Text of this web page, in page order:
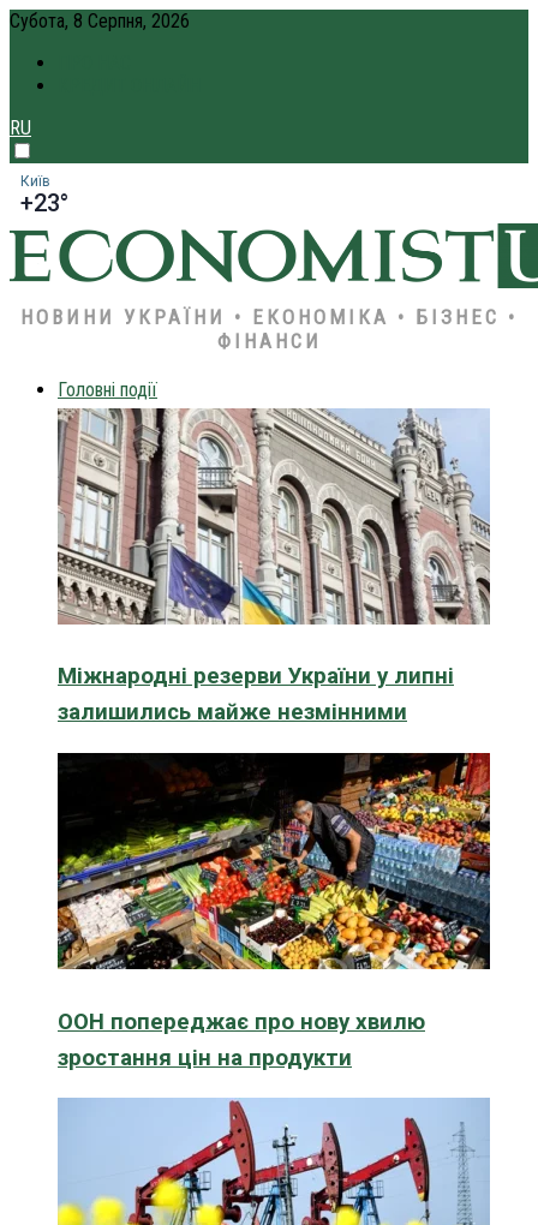
Субота, 8 Серпня, 2026
RU
Київ
+23°
НОВИНИ УКРАЇНИ • ЕКОНОМІКА • БІЗНЕС •
ФІНАНСИ
Головні події
Міжнародні резерви України у липні
залишились майже незмінними
ООН попереджає про нову хвилю
зростання цін на продукти